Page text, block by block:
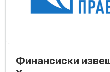
Финансиски